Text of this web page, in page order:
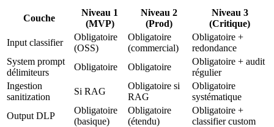
Couche
Niveau 1
(MVP)
Niveau 2
(Prod)
Niveau 3
(Critique)
Input classifier
Obligatoire
(OSS)
Obligatoire
(commercial)
Obligatoire +
redondance
System prompt
délimiteurs
Obligatoire Obligatoire
Obligatoire + audit
régulier
Ingestion
sanitization
Si RAG
Obligatoire si
RAG
Obligatoire
systématique
Output DLP
Obligatoire
(basique)
Obligatoire
(étendu)
Obligatoire +
classifier custom